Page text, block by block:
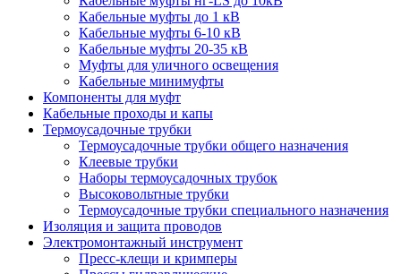
Кабельные муфты до 1 кВ
Кабельные муфты 6-10 кВ
Кабельные муфты 20-35 кВ
Муфты для уличного освещения
Кабельные минимуфты
Компоненты для муфт
Кабельные проходы и капы
Термоусадочные трубки
Термоусадочные трубки общего назначения
Клеевые трубки
Наборы термоусадочных трубок
Высоковольтные трубки
Термоусадочные трубки специального назначения
Изоляция и защита проводов
Электромонтажный инструмент
Пресс-клещи и кримперы